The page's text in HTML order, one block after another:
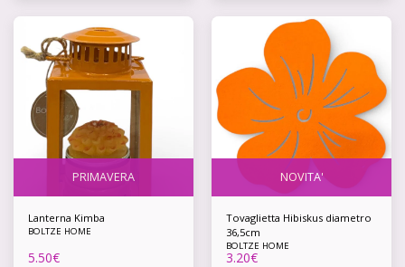
PRIMAVERA
Lanterna Kimba
BOLTZE HOME
5.50€
NOVITA'
Tovaglietta Hibiskus diametro
36,5cm
BOLTZE HOME
3.20€